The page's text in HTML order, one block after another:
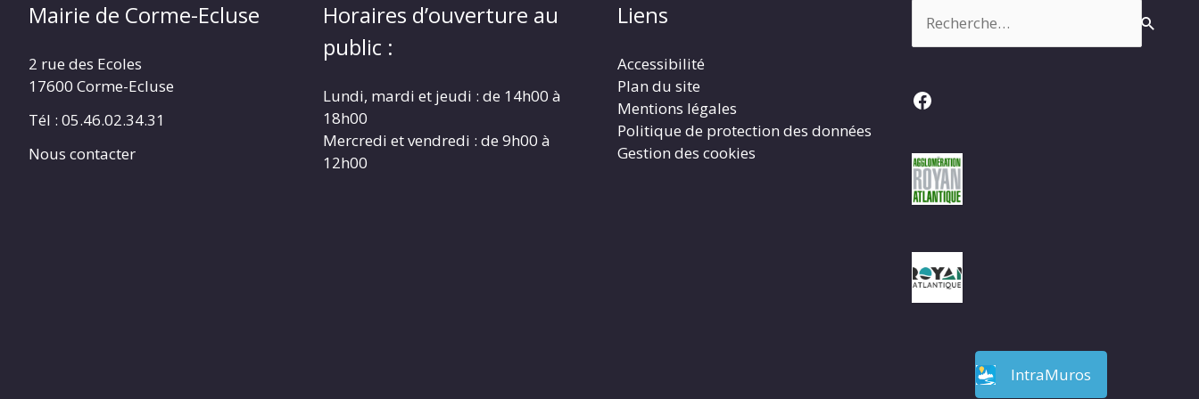
Mairie de Corme-Ecluse
2 rue des Ecoles
17600 Corme-Ecluse
Tél : 05.46.02.34.31
Nous contacter
Horaires d’ouverture au
public :
Lundi, mardi et jeudi : de 14h00 à
18h00
Mercredi et vendredi : de 9h00 à
12h00
Liens
Accessibilité
Plan du site
Mentions légales
Politique de protection des données
Gestion des cookies
Facebook
IntraMuros